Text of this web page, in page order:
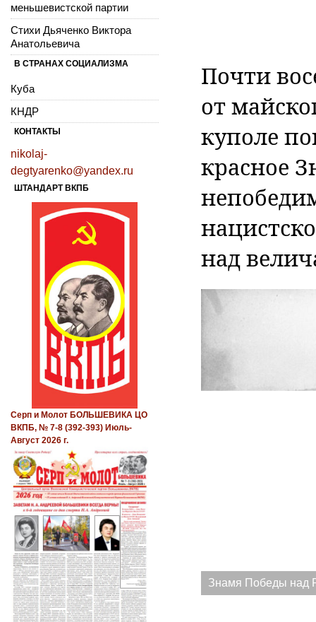
Почти
от
куполе
красное
над
Знамя Победы над
меньшевистской партии
Стихи Дьяченко Виктора
Анатольевича
В СТРАНАХ СОЦИАЛИЗМА
Куба
КНДР
КОНТАКТЫ
nikolaj-
degtyarenko@yandex.ru
ШТАНДАРТ ВКПБ
Серп и Молот БОЛЬШЕВИКА ЦО
ВКПБ, № 7-8 (392-393) Июль-
Август 2026 г.